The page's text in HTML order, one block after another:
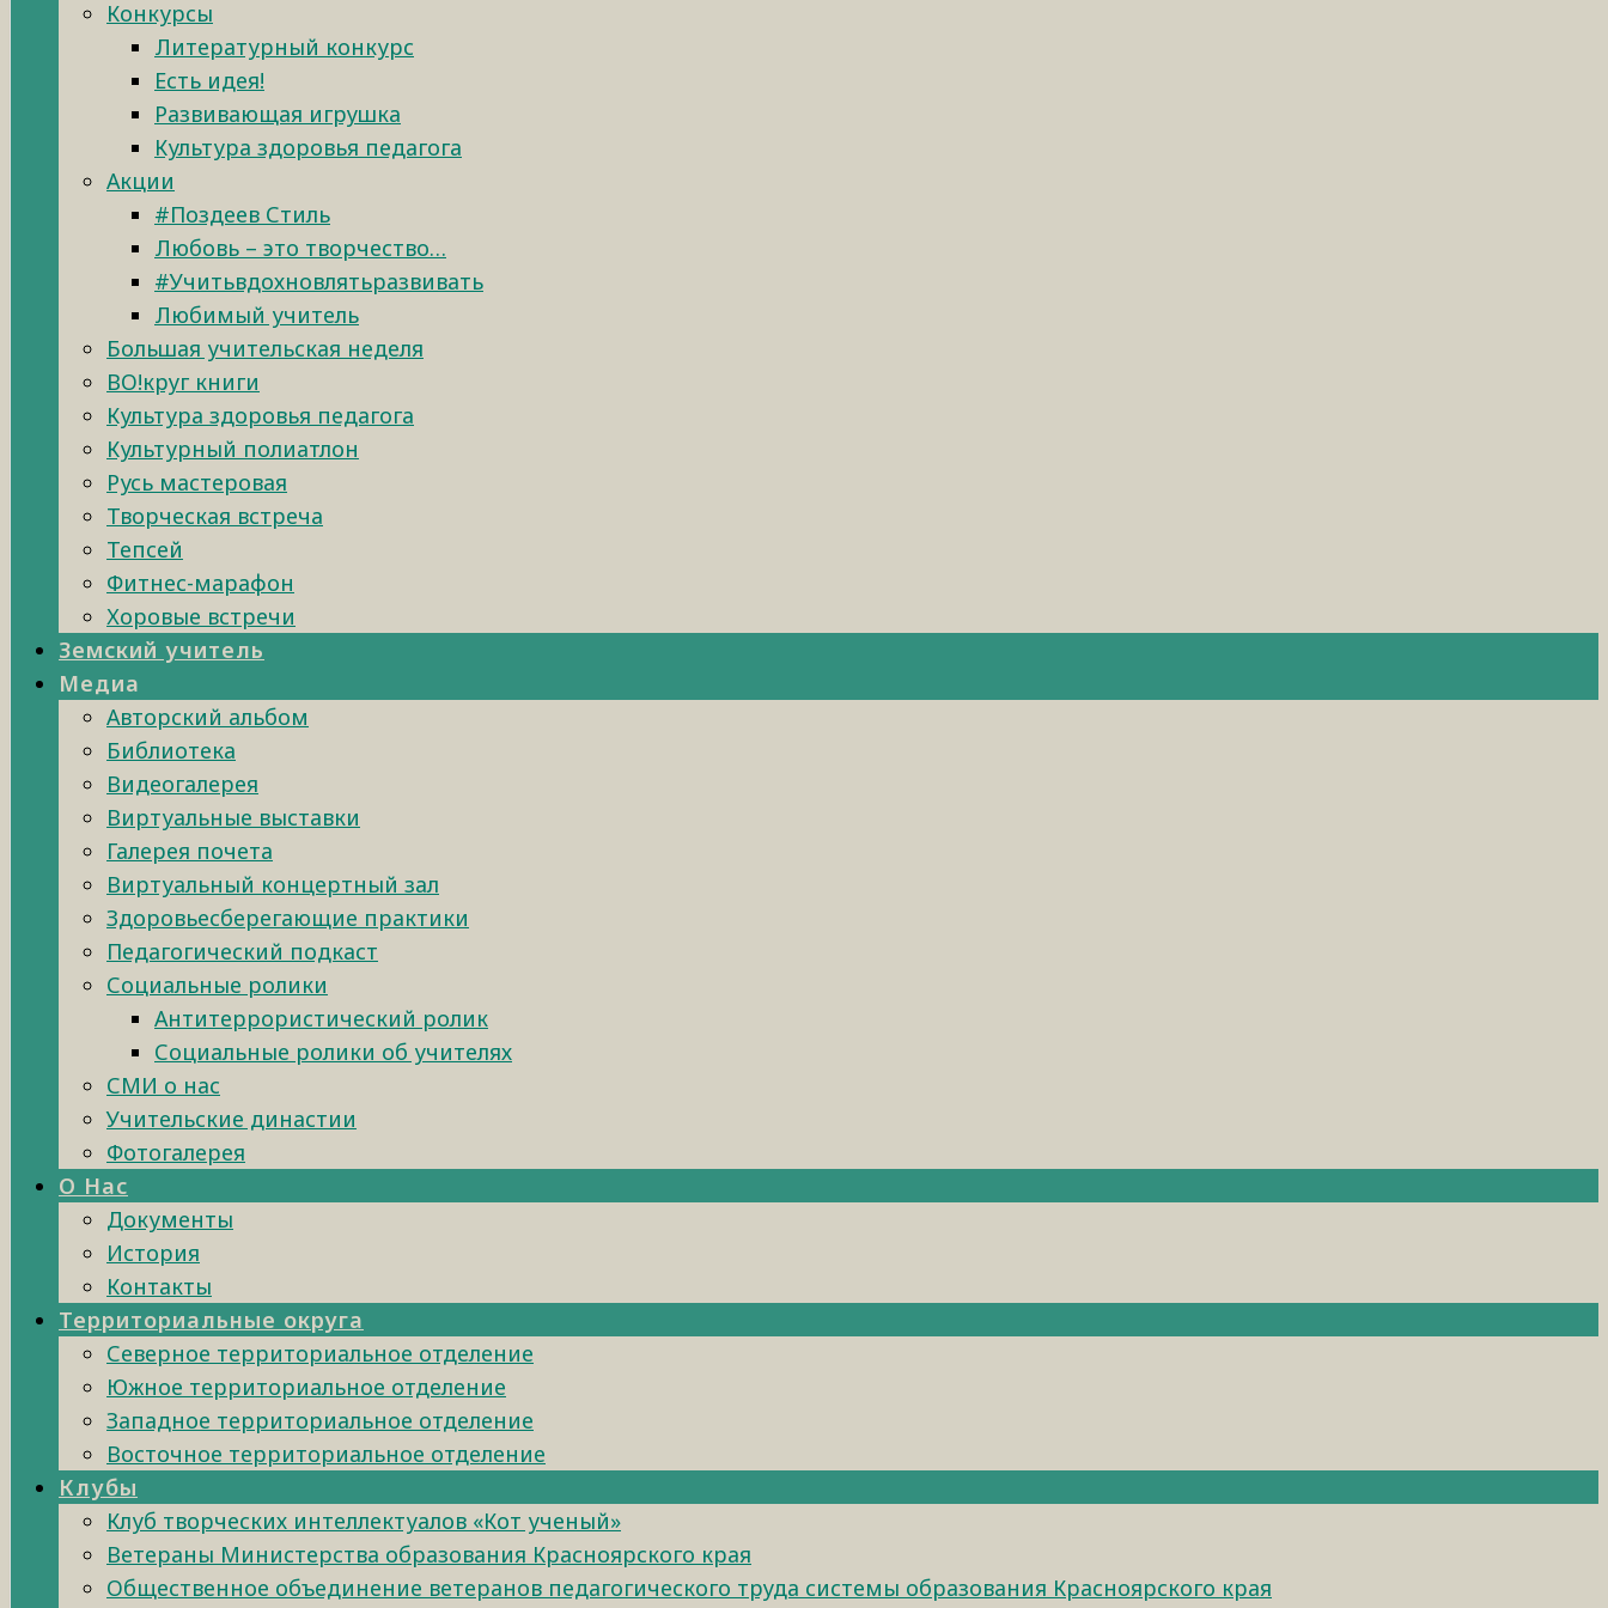
Конкурсы
Литературный конкурс
Есть идея!
Развивающая игрушка
Культура здоровья педагога
Акции
#Поздеев Стиль
Любовь – это творчество…
#Учитьвдохновлятьразвивать
Любимый учитель
Большая учительская неделя
ВО!круг книги
Культура здоровья педагога
Культурный полиатлон
Русь мастеровая
Творческая встреча
Тепсей
Фитнес-марафон
Хоровые встречи
Земский учитель
Медиа
Авторский альбом
Библиотека
Видеогалерея
Виртуальные выставки
Галерея почета
Виртуальный концертный зал
Здоровьесберегающие практики
Педагогический подкаст
Социальные ролики
Антитеррористический ролик
Социальные ролики об учителях
СМИ о нас
Учительские династии
Фотогалерея
О Нас
Документы
История
Контакты
Территориальные округа
Северное территориальное отделение
Южное территориальное отделение
Западное территориальное отделение
Восточное территориальное отделение
Клубы
Клуб творческих интеллектуалов «Кот ученый»
Ветераны Министерства образования Красноярского края
Общественное объединение ветеранов педагогического труда системы образования Красноярского края